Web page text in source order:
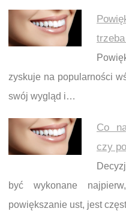
zyskuje na popularności
swój wygląd i…
Co
czy
być wykonane
powiększanie ust, jest